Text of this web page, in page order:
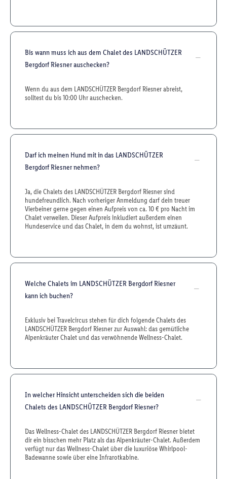
Bis wann muss ich aus dem Chalet des LANDSCHÜTZER
Bergdorf Riesner auschecken?
Wenn du aus dem LANDSCHÜTZER Bergdorf Riesner abreist,
solltest du bis 10:00 Uhr auschecken.
Darf ich meinen Hund mit in das LANDSCHÜTZER
Bergdorf Riesner nehmen?
Ja, die Chalets des LANDSCHÜTZER Bergdorf Riesner sind
hundefreundlich. Nach vorheriger Anmeldung darf dein treuer
Vierbeiner gerne gegen einen Aufpreis von ca. 10 € pro Nacht im
Chalet verweilen. Dieser Aufpreis inkludiert außerdem einen
Hundeservice und das Chalet, in dem du wohnst, ist umzäunt.
Welche Chalets im LANDSCHÜTZER Bergdorf Riesner
kann ich buchen?
Exklusiv bei Travelcircus stehen für dich folgende Chalets des
LANDSCHÜTZER Bergdorf Riesner zur Auswahl: das gemütliche
Alpenkräuter Chalet und das verwöhnende Wellness-Chalet.
In welcher Hinsicht unterscheiden sich die beiden
Chalets des LANDSCHÜTZER Bergdorf Riesner?
Das Wellness-Chalet des LANDSCHÜTZER Bergdorf Riesner bietet
dir ein bisschen mehr Platz als das Alpenkräuter-Chalet. Außerdem
verfügt nur das Wellness-Chalet über die luxuriöse Whirlpool-
Badewanne sowie über eine Infrarotkabine.